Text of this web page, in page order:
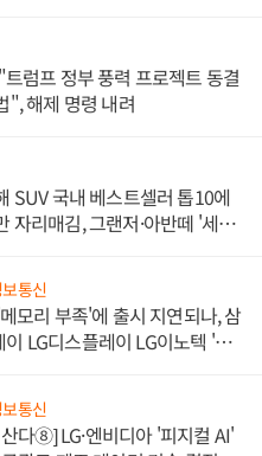
럼프 정부 풍력 프로젝트 동결
", 해제 명령 내려
SUV 국내 베스트셀러 톱10에
자리매김, 그랜저·아반떼 '세단
보통신
모리 부족'에 출시 지연되나, 삼
LG디스플레이 LG이노텍 '탈
보통신
다⑧] LG·엔비디아 '피지컬 AI'